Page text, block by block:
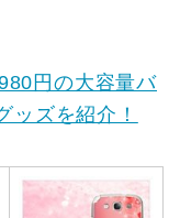
円の大容量バ
ッズを紹介！